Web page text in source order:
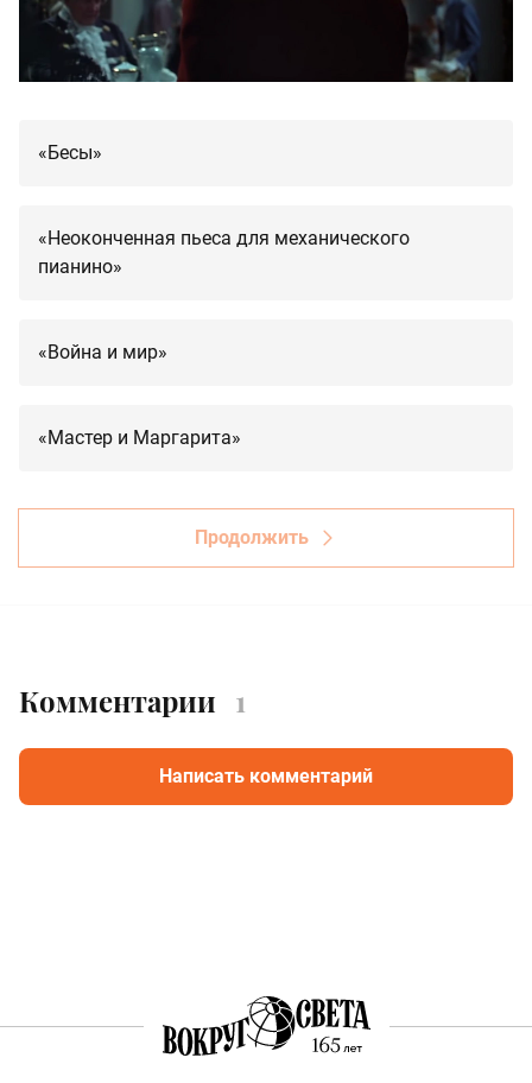
«Бесы»
«Неоконченная пьеса для механического
пианино»
«Война и мир»
«Мастер и Маргарита»
Продолжить
Комментарии 1
Написать комментарий